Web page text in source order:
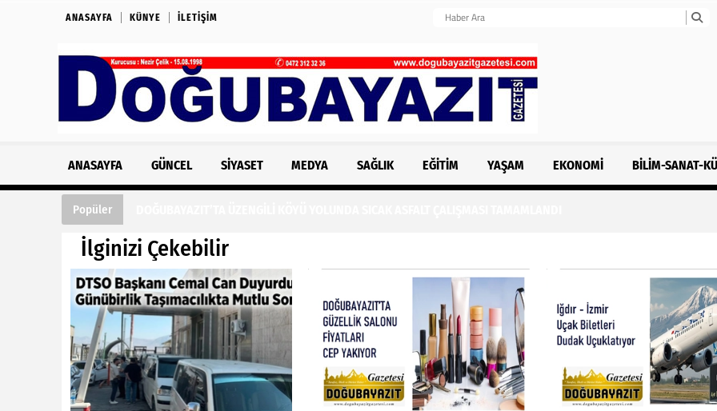
ANASAYFA KÜNYE İLETIŞIM
ANASAYFA GÜNCEL SIYASET MEDYA SAĞLIK EĞITIM YAŞAM EKONOMI BILIM-SANAT-
Popüler
İlginizi Çekebilir